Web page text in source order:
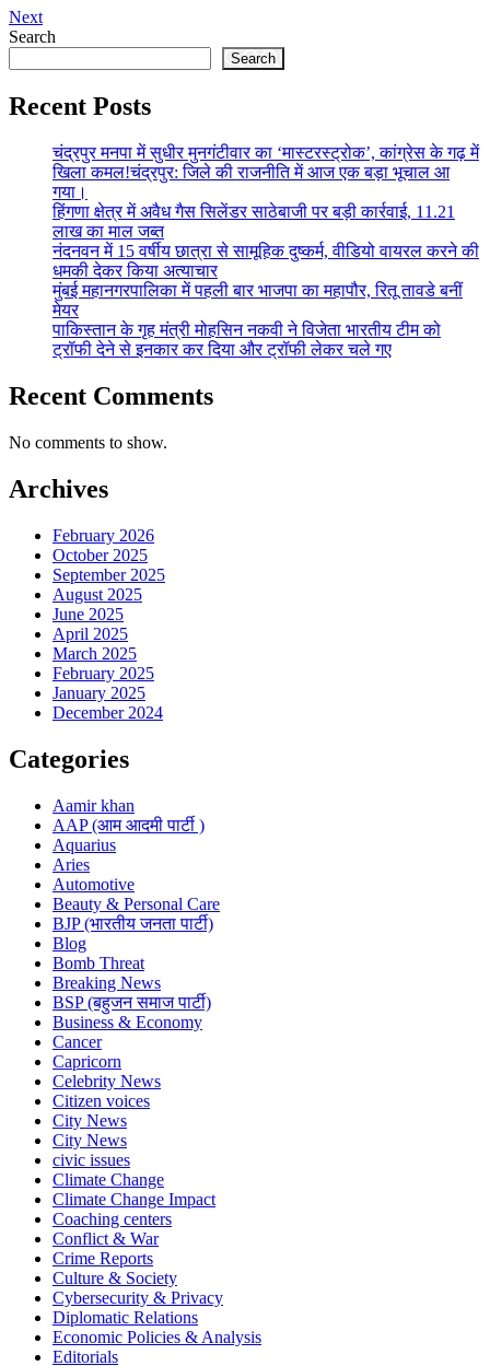
Next
Search
Search
Recent Posts
चंद्रपुर मनपा में सुधीर मुनगंटीवार का ‘मास्टरस्ट्रोक’, कांग्रेस के गढ़ में
खिला कमल!चंद्रपुर: जिले की राजनीति में आज एक बड़ा भूचाल आ
गया।
हिंगणा क्षेत्र में अवैध गैस सिलेंडर साठेबाजी पर बड़ी कार्रवाई, 11.21
लाख का माल जब्त
नंदनवन में 15 वर्षीय छात्रा से सामूहिक दुष्कर्म, वीडियो वायरल करने की
धमकी देकर किया अत्याचार
मुंबई महानगरपालिका में पहली बार भाजपा का महापौर, रितू तावडे बनीं
मेयर
पाकिस्तान के गृह मंत्री मोहसिन नकवी ने विजेता भारतीय टीम को
ट्रॉफी देने से इनकार कर दिया और ट्रॉफी लेकर चले गए
Recent Comments
No comments to show.
Archives
February 2026
October 2025
September 2025
August 2025
June 2025
April 2025
March 2025
February 2025
January 2025
December 2024
Categories
Aamir khan
AAP (आम आदमी पार्टी )
Aquarius
Aries
Automotive
Beauty & Personal Care
BJP (भारतीय जनता पार्टी)
Blog
Bomb Threat
Breaking News
BSP (बहुजन समाज पार्टी)
Business & Economy
Cancer
Capricorn
Celebrity News
Citizen voices
City News
City News
civic issues
Climate Change
Climate Change Impact
Coaching centers
Conflict & War
Crime Reports
Culture & Society
Cybersecurity & Privacy
Diplomatic Relations
Economic Policies & Analysis
Editorials